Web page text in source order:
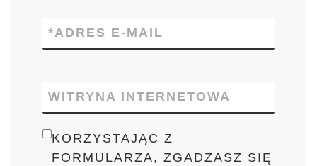
ADRES E-MAIL
*
WITRYNA INTERNETOWA
KORZYSTAJĄC Z
FORMULARZA, ZGADZASZ SIĘ